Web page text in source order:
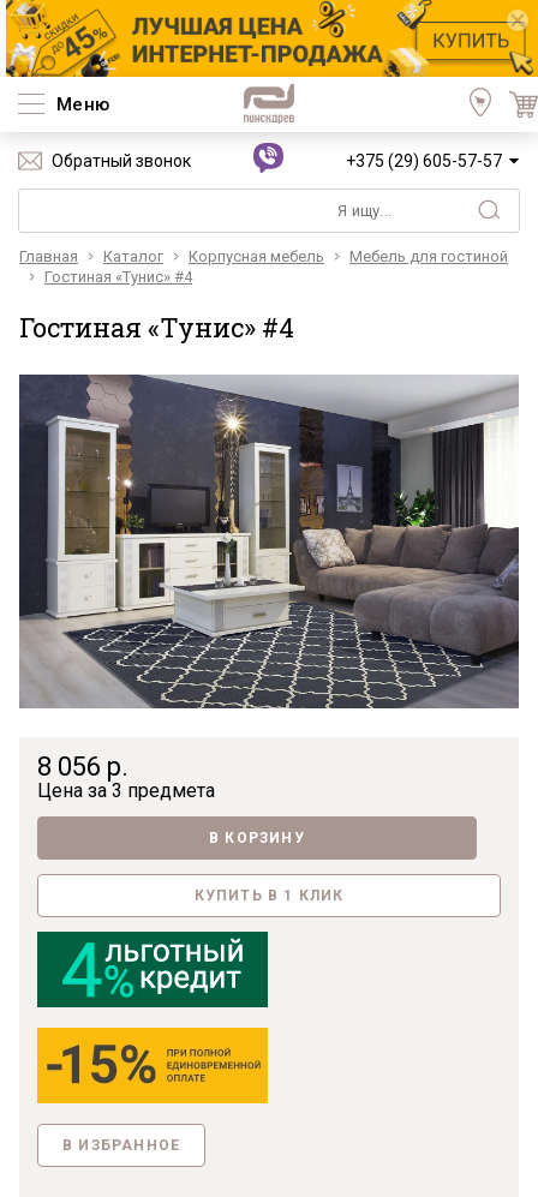
Меню
Обратный звонок +375 (29) 605-57-57
Главная Каталог Корпусная мебель
Мебель для гостиной
Гостиная «Тунис» #4
Гостиная «Тунис» #4
8 056 р.
Цена за 3 предмета
В КОРЗИНУ
КУПИТЬ В 1 КЛИК
В ИЗБРАННОЕ